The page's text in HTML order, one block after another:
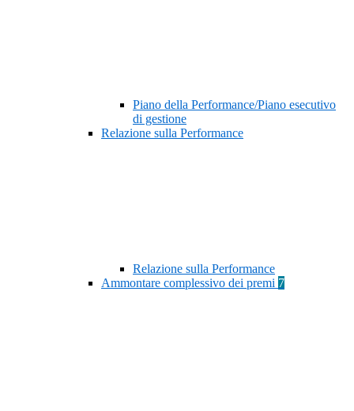
Piano della Performance/Piano esecutivo
di gestione
Relazione sulla Performance
Relazione sulla Performance
Ammontare complessivo dei premi 7